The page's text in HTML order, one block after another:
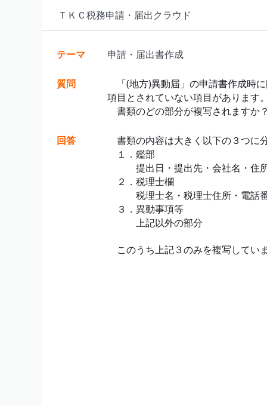
ＴＫＣ税務申請・届出クラウド
テーマ 申請・届出書作成
質問
「(地方)異動届」の申請書作成時
項目とされていない項目があります
書類のどの部分が複写されますか
回答
書類の内容は大きく以下の３つに
１．鑑部
提出日・提出先・会社名・住所
２．税理士欄
税理士名・税理士住所・電話
３．異動事項等
上記以外の部分
このうち上記３のみを複写してい